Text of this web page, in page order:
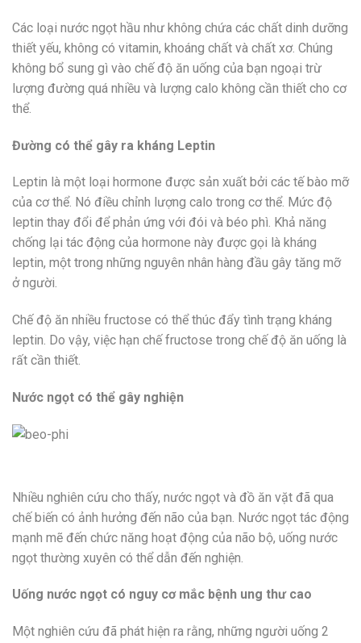
Các loại nước ngọt hầu như không chứa các chất dinh dưỡng
thiết yếu, không có vitamin, khoáng chất và chất xơ. Chúng
không bổ sung gì vào chế độ ăn uống của bạn ngoại trừ
lượng đường quá nhiều và lượng calo không cần thiết cho cơ
thể.
Đường có thể gây ra kháng Leptin
Leptin là một loại hormone được sản xuất bởi các tế bào mỡ
của cơ thể. Nó điều chỉnh lượng calo trong cơ thể. Mức độ
leptin thay đổi để phản ứng với đói và béo phì. Khả năng
chống lại tác động của hormone này được gọi là kháng
leptin, một trong những nguyên nhân hàng đầu gây tăng mỡ
ở người.
Chế độ ăn nhiều fructose có thể thúc đẩy tình trạng kháng
leptin. Do vậy, việc hạn chế fructose trong chế độ ăn uống là
rất cần thiết.
Nước ngọt có thể gây nghiện
Nhiều nghiên cứu cho thấy, nước ngọt và đồ ăn vặt đã qua
chế biến có ảnh hưởng đến não của bạn. Nước ngọt tác động
mạnh mẽ đến chức năng hoạt động của não bộ, uống nước
ngọt thường xuyên có thể dẫn đến nghiện.
Uống nước ngọt có nguy cơ mắc bệnh ung thư cao
Một nghiên cứu đã phát hiện ra rằng, những người uống 2